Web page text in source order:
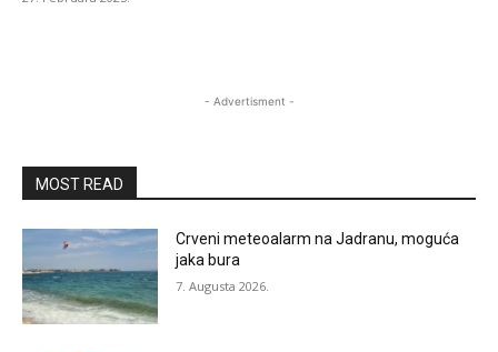
- Advertisment -
MOST READ
Crveni meteoalarm na Jadranu, moguća
jaka bura
7. Augusta 2026.